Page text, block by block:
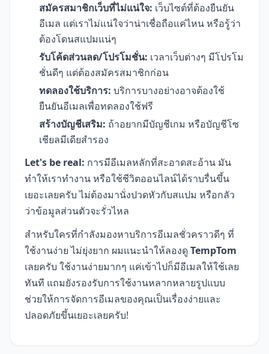
สมัครสมาชิกเว็บที่ไม่แน่ใจ: เว็บไซต์ที่ต้องยืนยัน
อีเมล แต่เราไม่แน่ใจว่าน่าเชื่อถือแค่ไหน หรือรู้ว่า
ต้องโดนสแปมแน่ๆ
รับโค้ดส่วนลด/โปรโมชั่น: เวลาเว็บต่างๆ มีโปรโม
ชั่นดีๆ แต่ต้องสมัครสมาชิกก่อน
ทดลองใช้บริการ: บริการบางอย่างอาจต้องใช้
ยืนยันอีเมลเพื่อทดลองใช้ฟรี
สร้างบัญชีเสริม: ถ้าอยากมีบัญชีเกม หรือบัญชีโซ
เชียลมีเดียสำรอง
Let's be real: การมีอีเมลหลักที่สะอาดสะอ้าน มัน
ทำให้เราทำงาน หรือใช้ชีวิตออนไลน์ได้ราบรื่นขึ้น
เยอะเลยครับ ไม่ต้องมานั่งปวดหัวกับสแปม หรือกลัว
ว่าข้อมูลส่วนตัวจะรั่วไหล
สำหรับใครที่กำลังมองหาบริการอีเมลชั่วคราวดีๆ ที่
ใช้งานง่าย ไม่ยุ่งยาก ผมแนะนำให้ลองดูTempTom
เลยครับ ใช้งานง่ายมากๆ แค่เข้าไปก็มีอีเมลให้ใช้เลย
ทันที แถมยังรองรับการใช้งานหลากหลายรูปแบบ
ช่วยให้การจัดการอีเมลของคุณเป็นเรื่องง่ายและ
ปลอดภัยขึ้นเยอะเลยครับ!